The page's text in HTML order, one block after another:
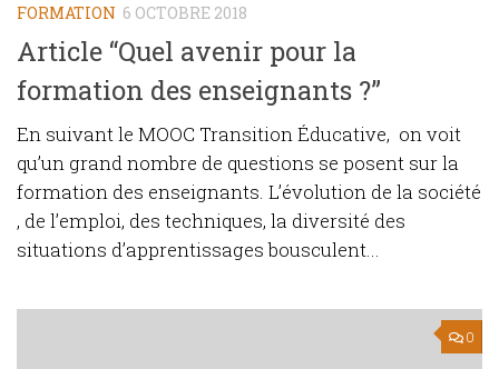
FORMATION 6 OCTOBRE 2018
Article “Quel avenir pour la
formation des enseignants ?”
En suivant le MOOC Transition Éducative, on voit
qu’un grand nombre de questions se posent sur la
formation des enseignants. L’évolution de la société
, de l’emploi, des techniques, la diversité des
situations d’apprentissages bousculent...
0